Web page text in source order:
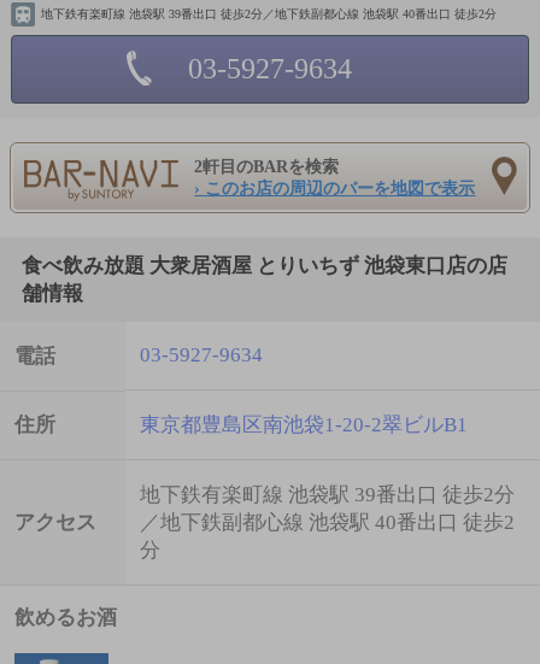
地下鉄有楽町線 池袋駅 39番出口 徒歩2分／地下鉄副都心線 池袋駅 40番出口 徒歩2分
03-5927-9634
2軒目のBARを検索
› このお店の周辺のバーを地図で表示
食べ飲み放題 大衆居酒屋 とりいちず 池袋東口店の店
舗情報
電話 03-5927-9634
住所 東京都豊島区南池袋1-20-2翠ビルB1
アクセス
地下鉄有楽町線 池袋駅 39番出口 徒歩2分
／地下鉄副都心線 池袋駅 40番出口 徒歩2
分
飲めるお酒